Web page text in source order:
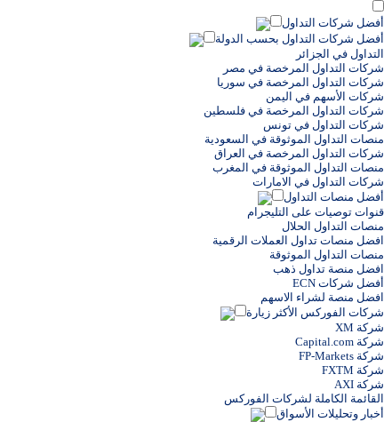
أفضل شركات التداول
أفضل شركات التداول بحسب الدولة
التداول في الجزائر
شركات التداول المرخصة في مصر
شركات التداول المرخصة في سوريا
شركات الأسهم في اليمن
شركات التداول المرخصة في فلسطين
شركات التداول في تونس
منصات التداول الموثوقة في السعودية
شركات التداول المرخصة في العراق
منصات التداول الموثوقة في المغرب
شركات التداول في الامارات
أفضل منصات التداول
قنوات توصيات على التليجرام
منصات التداول الحلال
افضل منصات تداول العملات الرقمية
منصات التداول الموثوقة
افضل منصة تداول ذهب
أفضل شركات ECN
افضل منصة لشراء الاسهم
شركات الفوركس الأكثر زيارة
شركة XM
شركة Capital.com
شركة FP-Markets
شركة FXTM
شركة AXI
القائمة الكاملة لشركات الفوركس
أخبار وتحليلات الأسواق